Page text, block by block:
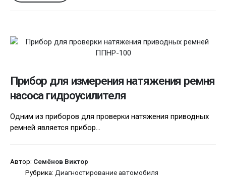
Прибор для измерения натяжения ремня
насоса гидроусилителя
Одним из приборов для проверки натяжения приводных
ремней является прибор...
Автор: Семёнов Виктор
Рубрика: Диагностирование автомобиля